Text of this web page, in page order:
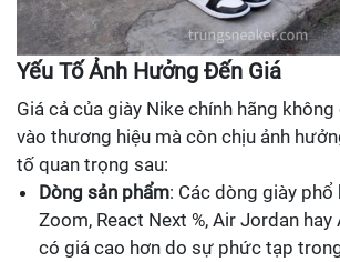
Yếu Tố Ảnh Hưởng Đến Giá
Giá cả của giày Nike chính hãng
vào thương hiệu mà còn chịu ảnh
tố quan trọng sau:
Dòng sản phẩm: Các dòng giày
Zoom, React Next %, Air Jordan
có giá cao hơn do sự phức tạp